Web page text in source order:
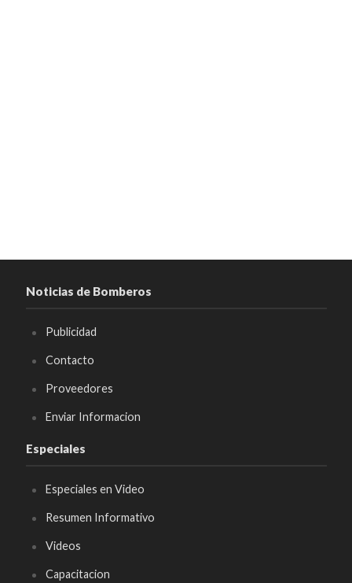
Noticias de Bomberos
Publicidad
Contacto
Proveedores
Enviar Informacion
Especiales
Especiales en Video
Resumen Informativo
Videos
Capacitacion